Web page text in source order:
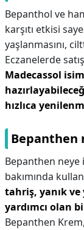
Bepanthol ve
karşıtı etkisi
yaşlanmasını,
Eczanelerde
Madecassol
hızlıca
Bepanthen
Bepanthen neye
bakımında
tahriş, yanık
yardımcı olan
Bepanthen